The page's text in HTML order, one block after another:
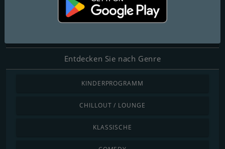
Entdecken Sie nach Genre
KINDERPROGRAMM
CHILLOUT / LOUNGE
KLASSISCHE